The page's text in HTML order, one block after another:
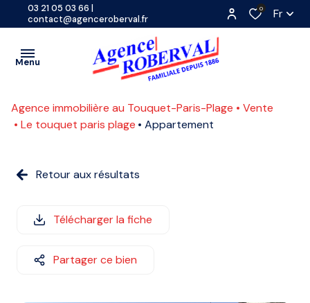
03 21 05 03 66 |
contact@agenceroberval.fr
0 Fr
Menu
VENTES
L'ANNÉE
COMMERCE
CONTACT
Agence immobilière au Touquet-Paris-Plage
Vente
Le touquet paris plage
Appartement
Retour aux résultats
Télécharger la fiche
Partager ce bien